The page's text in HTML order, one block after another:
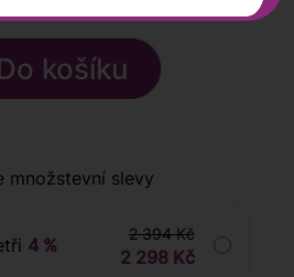
množstevní slevy
4 %
2 394 Kč
2 298 Kč